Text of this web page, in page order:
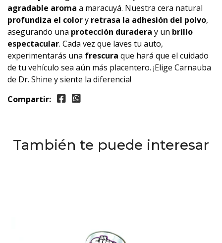
agradable aroma a maracuyá. Nuestra cera natural
profundiza el colory retrasa la adhesión del polvo,
asegurando una protección duradera y un brillo
espectacular. Cada vez que laves tu auto,
experimentarás una frescura que hará que el cuidado
de tu vehículo sea aún más placentero. ¡Elige Carnauba
de Dr. Shine y siente la diferencia!
Compartir:
También te puede interesar